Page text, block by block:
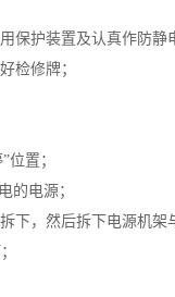
保护装置及认真作防静
检修牌；
位置；
的电源；
下，然后拆下电源机架